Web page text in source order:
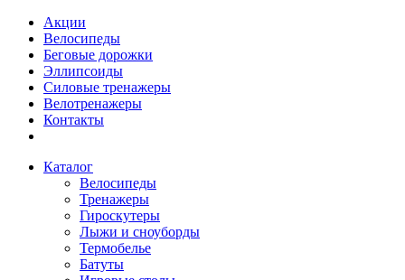
Акции
Велосипеды
Беговые дорожки
Эллипсоиды
Силовые тренажеры
Велотренажеры
Контакты
Каталог
Велосипеды
Тренажеры
Гироскутеры
Лыжи и сноуборды
Термобелье
Батуты